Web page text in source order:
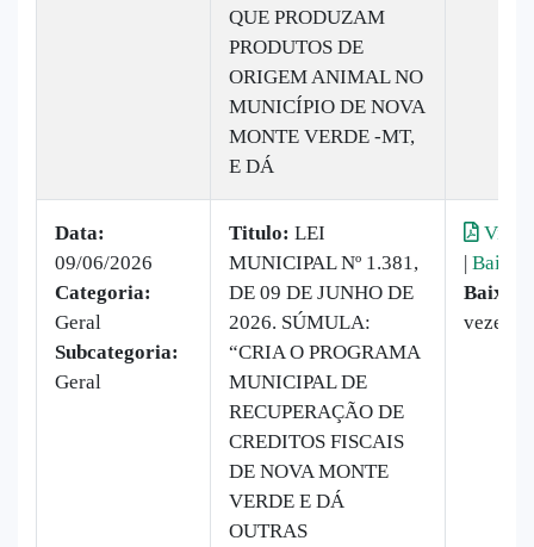
QUE PRODUZAM
PRODUTOS DE
ORIGEM ANIMAL NO
MUNICÍPIO DE NOVA
MONTE VERDE -MT,
E DÁ
Data:
09/06/2026
Categoria:
Geral
Subcategoria:
Geral
Titulo: LEI
MUNICIPAL Nº 1.381,
DE 09 DE JUNHO DE
2026. SÚMULA:
“CRIA O PROGRAMA
MUNICIPAL DE
RECUPERAÇÃO DE
CREDITOS FISCAIS
DE NOVA MONTE
VERDE E DÁ
OUTRAS
| Baixar
vezes